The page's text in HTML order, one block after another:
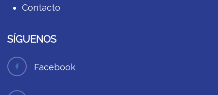
Contacto
SÍGUENOS
Facebook